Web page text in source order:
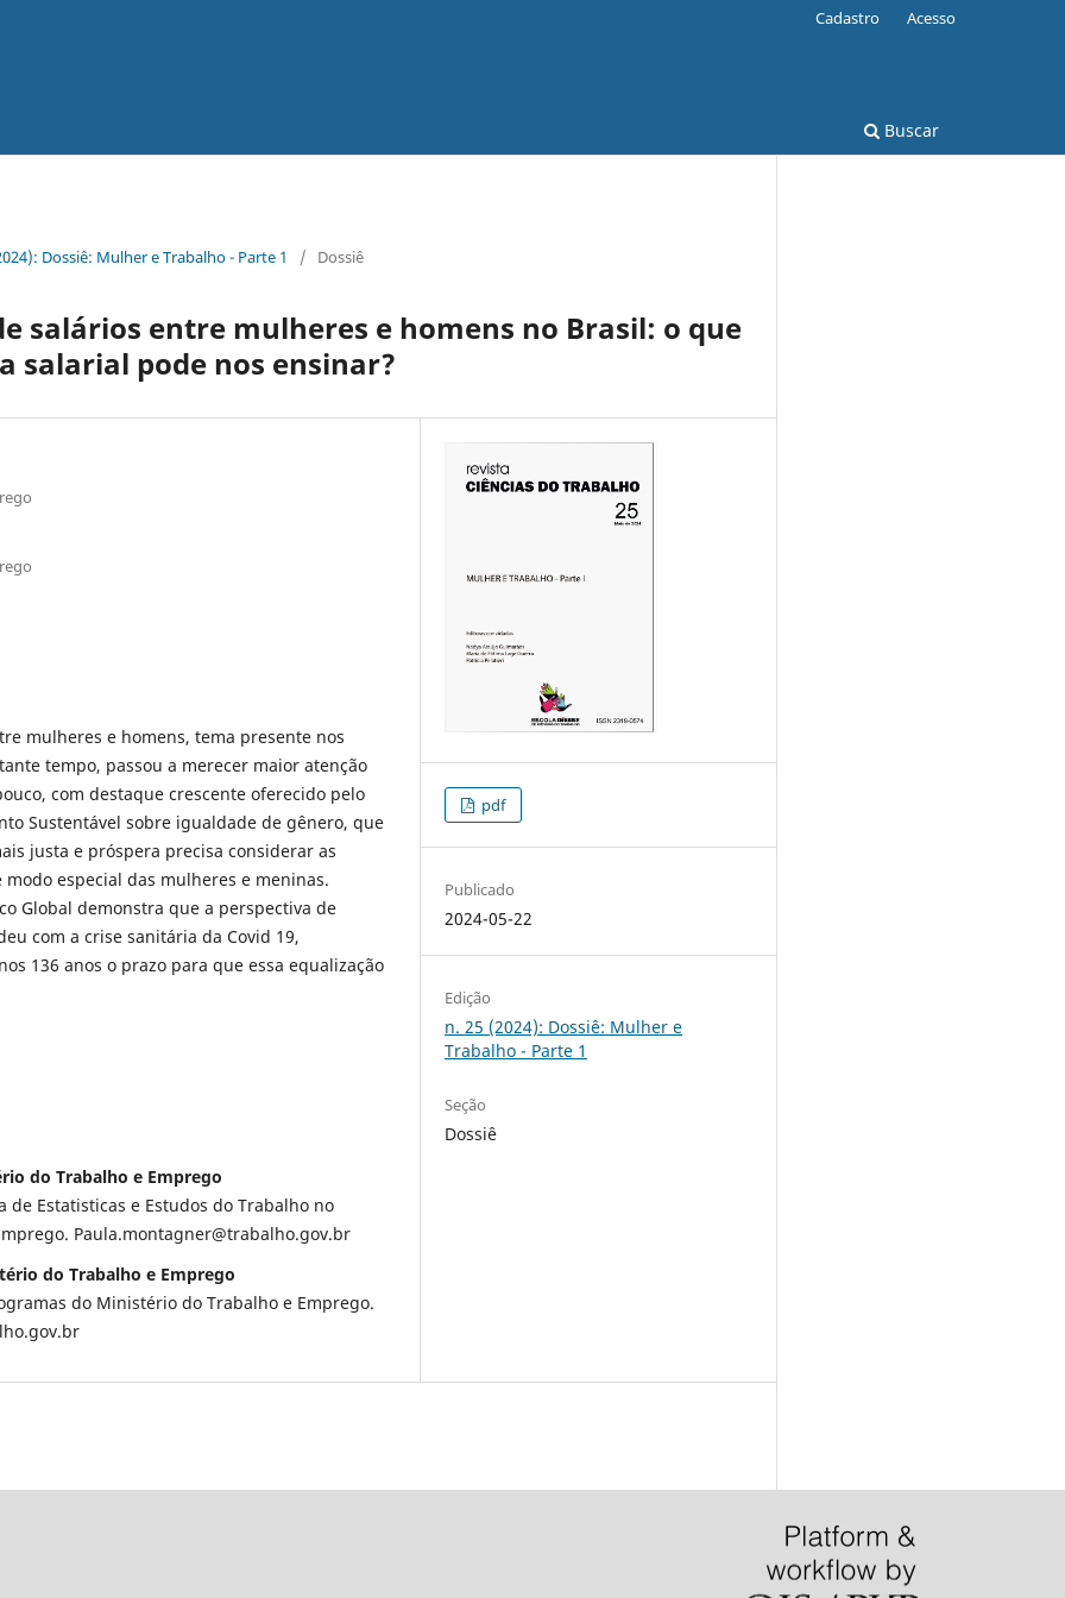
Buscar
Cadastro Acesso
Dossiê: Mulher e Trabalho - Parte 1 / Dossiê
salários entre mulheres e homens no Brasil: o que
salarial pode nos ensinar?
mulheres e homens, tema presente nos
tempo, passou a merecer maior atenção
com destaque crescente oferecido pelo
Sustentável sobre igualdade de gênero, que
justa e próspera precisa considerar as
modo especial das mulheres e meninas.
Global demonstra que a perspectiva de
com a crise sanitária da Covid 19,
136 anos o prazo para que essa equalização
do Trabalho e Emprego
de Estatisticas e Estudos do Trabalho no
Paula.montagner@trabalho.gov.br
do Trabalho e Emprego
do Ministério do Trabalho e Emprego.
pdf
Publicado
2024-05-22
Edição
n. 25 (2024): Dossiê: Mulher e
Trabalho - Parte 1
Seção
Dossiê